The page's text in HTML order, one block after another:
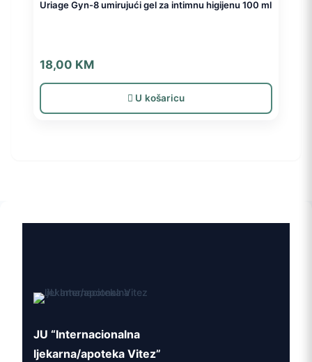
Uriage Gyn-8 umirujući gel za intimnu higijenu 100 ml
18,00 KM
U košaricu
JU “Internacionalna
ljekarna/apoteka Vitez”